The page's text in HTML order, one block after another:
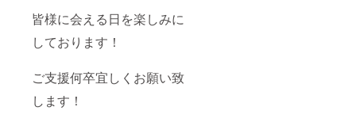
皆様に会える日を楽しみに
しております！
ご支援何卒宜しくお願い致
します！